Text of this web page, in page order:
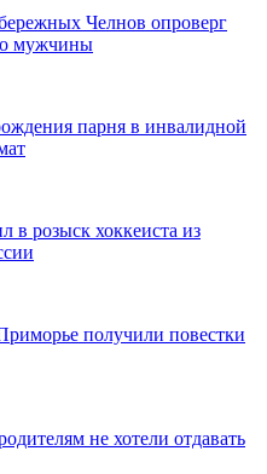
Челнов опроверг
мужчины
парня в инвалидной
в розыск хоккеиста из
получили повестки
не хотели отдавать